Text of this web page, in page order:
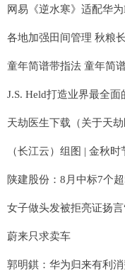
网易《逆水寒》适配华为
各地加强田间管理 秋粮
童年简谱带指法 童年简
J.S. Held打造业界最全
天劫医生下载（关于天劫
（长江云）组图 | 金秋
蔚来只求卖车